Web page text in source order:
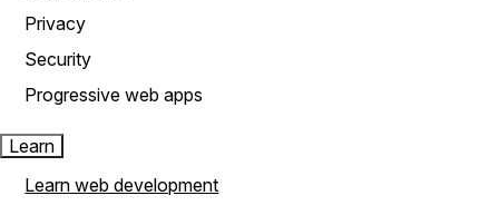
Privacy
Security
Progressive web apps
Learn
Learn web development